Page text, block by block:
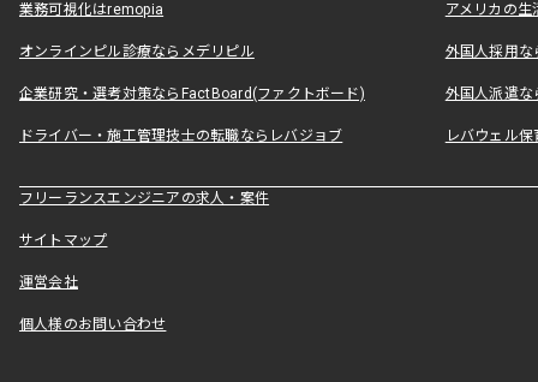
業務可視化はremopia アメリカの
オンラインピル診療ならメデリピル 外国人採用
企業研究・選考対策ならFactBoard(ファクトボード) 外国人派遣な
ドライバー・施工管理技士の転職ならレバジョブ レバウェル
フリーランスエンジニアの求人・案件
サイトマップ
運営会社
個人様のお問い合わせ